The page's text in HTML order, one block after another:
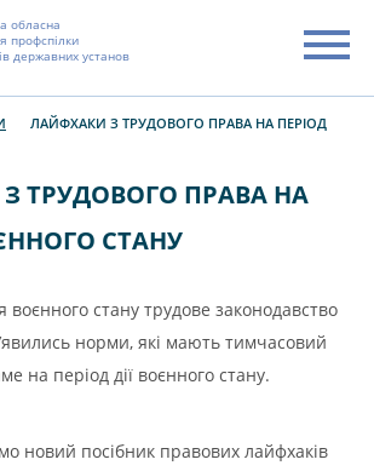
обласна
профспілки
державних установ
ЛАЙФХАКИ З ТРУДОВОГО ПРАВА НА ПЕРІОД
ТРУДОВОГО ПРАВА НА
СТАНУ
воєнного стану трудове законодавство
норми, які мають тимчасовий
на період дії воєнного стану.
новий посібник правових лайфхаків